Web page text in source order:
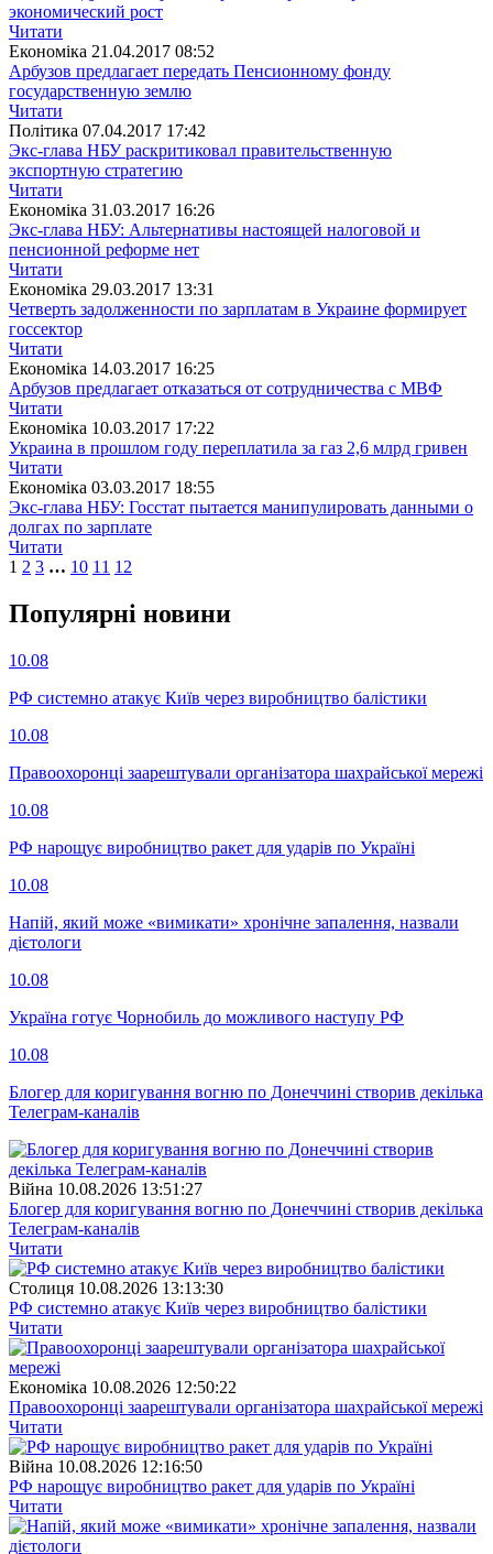
экономический рост
Читати
Економіка 21.04.2017 08:52
Арбузов предлагает передать Пенсионному фонду
государственную землю
Читати
Полiтика 07.04.2017 17:42
Экс-глава НБУ раскритиковал правительственную
экспортную стратегию
Читати
Економіка 31.03.2017 16:26
Экс-глава НБУ: Альтернативы настоящей налоговой и
пенсионной реформе нет
Читати
Економіка 29.03.2017 13:31
Четверть задолженности по зарплатам в Украине формирует
госсектор
Читати
Економіка 14.03.2017 16:25
Арбузов предлагает отказаться от сотрудничества с МВФ
Читати
Економіка 10.03.2017 17:22
Украина в прошлом году переплатила за газ 2,6 млрд гривен
Читати
Економіка 03.03.2017 18:55
Экс-глава НБУ: Госстат пытается манипулировать данными о
долгах по зарплате
Читати
1 2 3 … 10 11 12
Популярнi новини
10.08
РФ системно атакує Київ через виробництво балістики
10.08
Правоохоронці заарештували організатора шахрайської мережі
10.08
РФ нарощує виробництво ракет для ударів по Україні
10.08
Напій, який може «вимикати» хронічне запалення, назвали
дієтологи
10.08
Україна готує Чорнобиль до можливого наступу РФ
10.08
Блогер для коригування вогню по Донеччині створив декілька
Телеграм-каналів
Війна 10.08.2026 13:51:27
Блогер для коригування вогню по Донеччині створив декілька
Телеграм-каналів
Читати
Столиця 10.08.2026 13:13:30
РФ системно атакує Київ через виробництво балістики
Читати
Економіка 10.08.2026 12:50:22
Правоохоронці заарештували організатора шахрайської мережі
Читати
Війна 10.08.2026 12:16:50
РФ нарощує виробництво ракет для ударів по Україні
Читати